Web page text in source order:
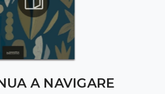
A NAVIGARE